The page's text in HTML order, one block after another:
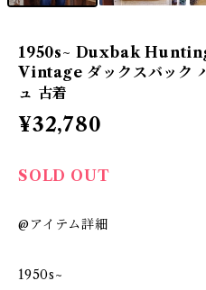
1950s~ Duxbak
Vintage ダックスバック
ュ 古着
¥32,780
SOLD OUT
@アイテム詳細
1950s~